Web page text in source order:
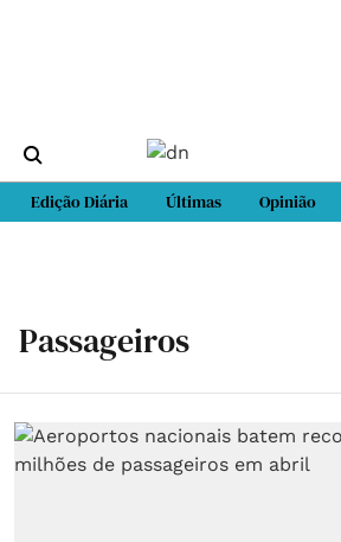
Edição Diária Últimas Opinião
Passageiros